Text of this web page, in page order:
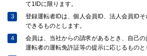
て1IDに限ります。
３
登録運転者IDは、個人会員ID、法人会員ID
できるものとします。
４
会員は、当社からの請求があるとき、自己
運転者の運転免許証等の提示に応じるものと